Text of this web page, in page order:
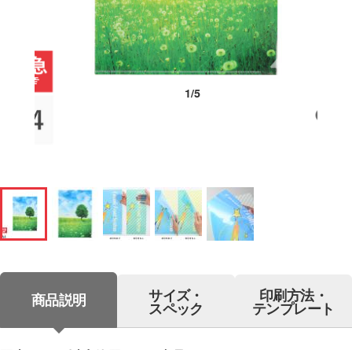
1/5
商品説明 サイズ・
スペック
印刷方法・
テンプレート